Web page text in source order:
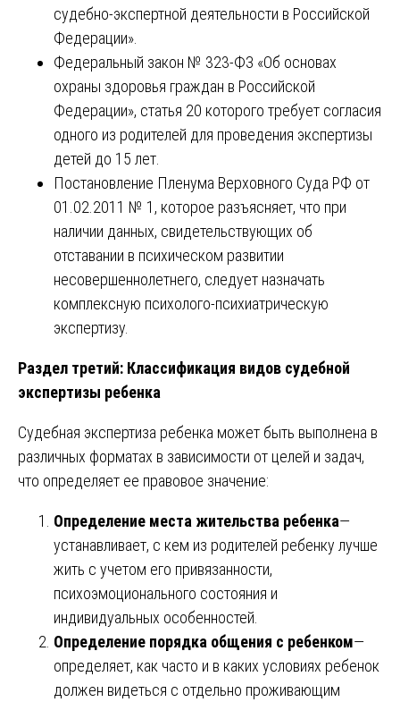
судебно-экспертной деятельности в Российской
Федерации».
Федеральный закон № 323-ФЗ «Об основах
охраны здоровья граждан в Российской
Федерации», статья 20 которого требует согласия
одного из родителей для проведения экспертизы
детей до 15 лет.
Постановление Пленума Верховного Суда РФ от
01.02.2011 № 1, которое разъясняет, что при
наличии данных, свидетельствующих об
отставании в психическом развитии
несовершеннолетнего, следует назначать
комплексную психолого-психиатрическую
экспертизу.
Раздел третий: Классификация видов судебной
экспертизы ребенка
Судебная экспертиза ребенка может быть выполнена в
различных форматах в зависимости от целей и задач,
что определяет ее правовое значение:
Определение места жительства ребенка—
устанавливает, с кем из родителей ребенку лучше
жить с учетом его привязанности,
психоэмоционального состояния и
индивидуальных особенностей.
Определение порядка общения с ребенком—
определяет, как часто и в каких условиях ребенок
должен видеться с отдельно проживающим